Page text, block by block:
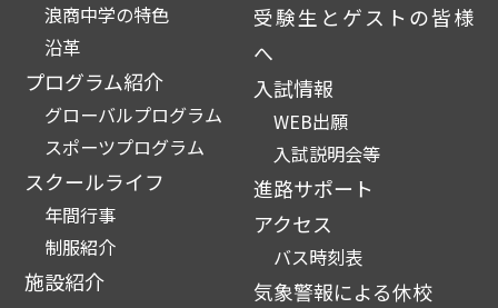
浪商中学の特色
沿革
プログラム紹介
グローバルプログラム
スポーツプログラム
スクールライフ
年間行事
制服紹介
施設紹介
受験生とゲストの皆様
へ
入試情報
WEB出願
入試説明会等
進路サポート
アクセス
バス時刻表
気象警報による休校